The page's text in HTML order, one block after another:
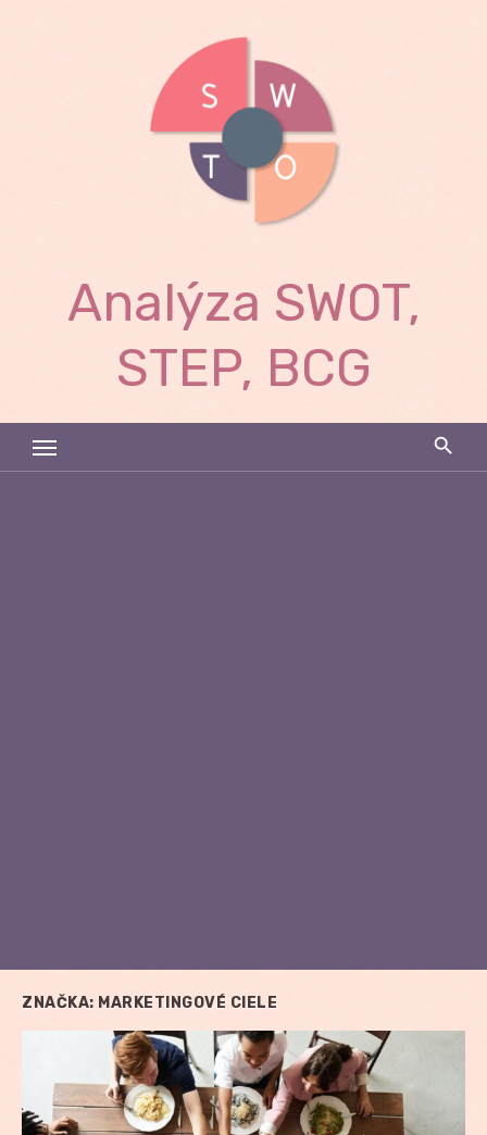
Analýza SWOT,
STEP, BCG
ZNAČKA: MARKETINGOVÉ CIELE